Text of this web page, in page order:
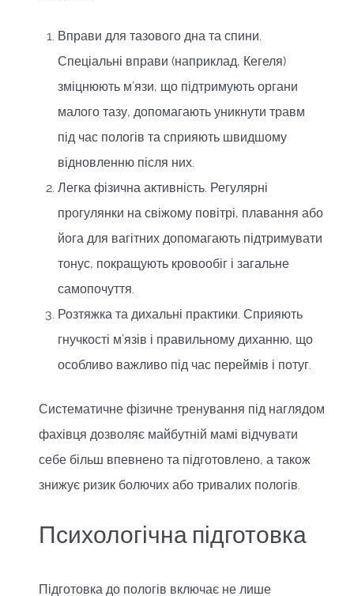
Вправи для тазового дна та спини.
Спеціальні вправи (наприклад, Кегеля)
зміцнюють м’язи, що підтримують органи
малого тазу, допомагають уникнути травм
під час пологів та сприяють швидшому
відновленню після них.
Легка фізична активність. Регулярні
прогулянки на свіжому повітрі, плавання або
йога для вагітних допомагають підтримувати
тонус, покращують кровообіг і загальне
самопочуття.
Розтяжка та дихальні практики. Сприяють
гнучкості м’язів і правильному диханню, що
особливо важливо під час переймів і потуг.
Систематичне фізичне тренування під наглядом
фахівця дозволяє майбутній мамі відчувати
себе більш впевнено та підготовлено, а також
знижує ризик болючих або тривалих пологів.
Психологічна підготовка
Підготовка до пологів включає не лише